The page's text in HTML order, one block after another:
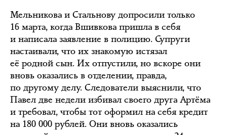
Мельникова и Стальнову допросили только
16 марта, когда Вшивкова пришла в себя
и написала заявление в полицию. Супруги
настаивали, что их знакомую истязал
её родной сын. Их отпустили, но вскоре они
вновь оказались в отделении, правда,
по другому делу. Следователи выяснили, что
Павел две недели избивал своего друга Артёма
и требовал, чтобы тот оформил на себя кредит
на 180 000 рублей. Они вновь оказались